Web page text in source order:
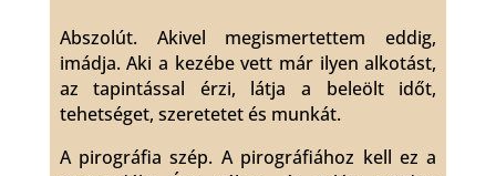
Abszolút. Akivel megismertettem eddig,
imádja. Aki a kezébe vett már ilyen alkotást,
az tapintással érzi, látja a beleölt időt,
tehetséget, szeretetet és munkát.
A pirográfia szép. A pirográfiához kell ez a